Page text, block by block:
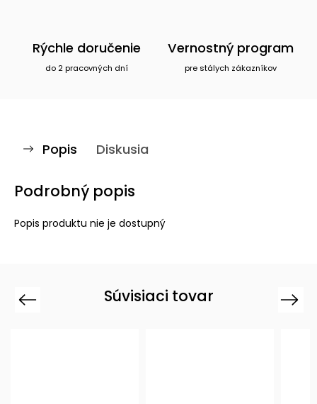
Rýchle doručenie
do 2 pracovných dní
Vernostný program
pre stálych zákazníkov
Popis Diskusia
Podrobný popis
Popis produktu nie je dostupný
Súvisiaci tovar
Previous Next